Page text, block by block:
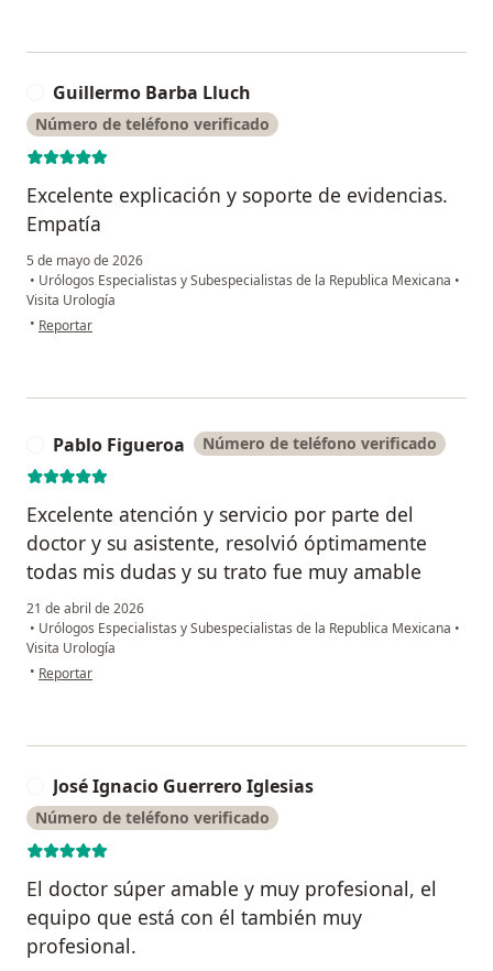
Guillermo Barba Lluch
Número de teléfono verificado
Excelente explicación y soporte de evidencias.
Empatía
5 de mayo de 2026
• Urólogos Especialistas y Subespecialistas de la Republica Mexicana •
Visita Urología
• en opinión del usuario Guillermo Barba Lluch
Reportar
Pablo Figueroa Número de teléfono verificado
Excelente atención y servicio por parte del
doctor y su asistente, resolvió óptimamente
todas mis dudas y su trato fue muy amable
21 de abril de 2026
• Urólogos Especialistas y Subespecialistas de la Republica Mexicana •
Visita Urología
• en opinión del usuario Pablo Figueroa
Reportar
José Ignacio Guerrero Iglesias
Número de teléfono verificado
El doctor súper amable y muy profesional, el
equipo que está con él también muy
profesional.